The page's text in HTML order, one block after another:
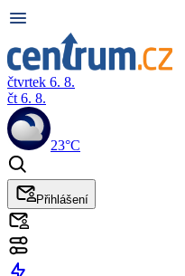
čtvrtek 6. 8.
čt 6. 8.
23°C
Přihlášení